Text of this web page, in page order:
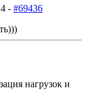
- #69436
нагрузок и